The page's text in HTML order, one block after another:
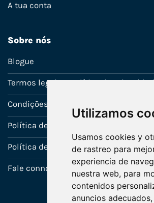
Utilizamos
Usamos cookies y
de rastreo para
experiencia de
nuestra web, para
contenidos
anuncios
A tua conta
Sobre nós
Blogue
Termos legais e política de
Condições de venda
Política de Garantia
Política de utilização de cookies
Fale connosco